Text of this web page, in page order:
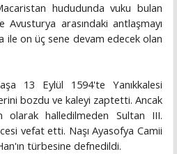
hududunda vuku bulan
Avusturya arasındaki antlaşmayı
ile on üç sene devam edecek olan
13 Eylül 1594'te Yanıkkalesi
bozdu ve kaleyi zaptetti. Ancak
olarak halledilmeden Sultan III.
vefat etti. Naşı Ayasofya Camii
türbesine defnedildi.